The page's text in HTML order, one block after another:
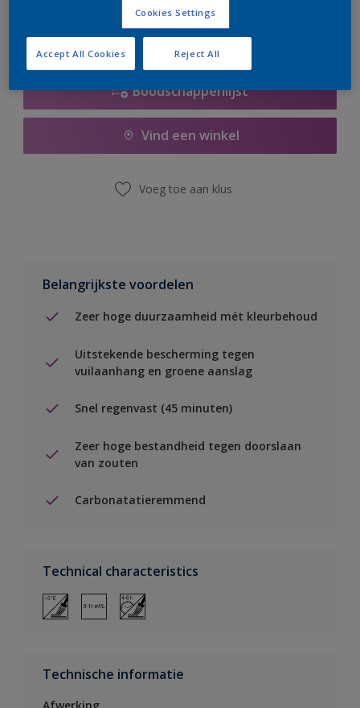
Boodschappenlijst
Vind een winkel
Voeg toe aan klus
Belangrijkste voordelen
Zeer hoge duurzaamheid mét kleurbehoud
Uitstekende bescherming tegen
vuilaanhang en groene aanslag
Snel regenvast (45 minuten)
Zeer hoge bestandheid tegen doorslaan
van zouten
Carbonatatieremmend
Technical characteristics
Technische informatie
Cookies Settings
Reject All
Accept All Cookies